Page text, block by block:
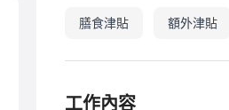
膳食津貼 額外津貼
工作內容